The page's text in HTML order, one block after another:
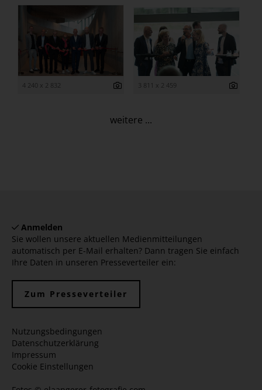
4 240 x 2 832 3 811 x 2 459
weitere ...
Anmelden
Sie wollen unsere aktuellen Medienmitteilungen
automatisch per E-Mail erhalten? Dann tragen Sie einfach
Ihre Daten in unseren Presseverteiler ein:
Zum Presseverteiler
Nutzungsbedingungen
Datenschutzerklärung
Impressum
Cookie Einstellungen